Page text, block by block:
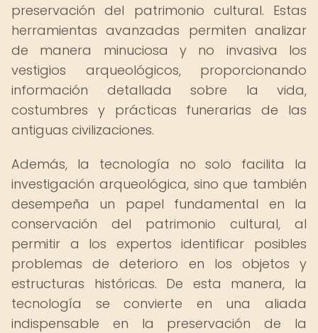
preservación del patrimonio cultural. Estas
herramientas avanzadas permiten analizar
de manera minuciosa y no invasiva los
vestigios arqueológicos, proporcionando
información detallada sobre la vida,
costumbres y prácticas funerarias de las
antiguas civilizaciones.
Además, la tecnología no solo facilita la
investigación arqueológica, sino que también
desempeña un papel fundamental en la
conservación del patrimonio cultural, al
permitir a los expertos identificar posibles
problemas de deterioro en los objetos y
estructuras históricas. De esta manera, la
tecnología se convierte en una aliada
indispensable en la preservación de la